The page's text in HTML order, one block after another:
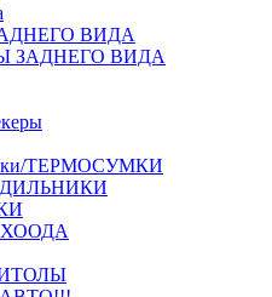
ВИДА
ЗАДНЕГО ВИДА
ТЕРМОСУМКИ